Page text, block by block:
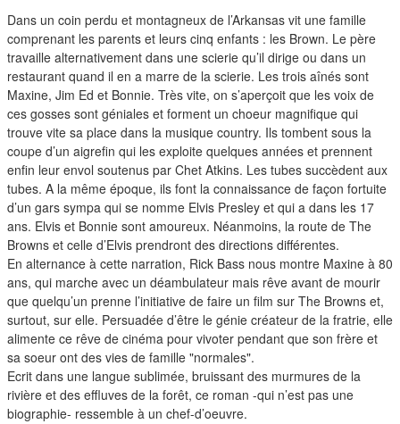
Dans un coin perdu et montagneux de l’Arkansas vit une famille
comprenant les parents et leurs cinq enfants : les Brown. Le père
travaille alternativement dans une scierie qu’il dirige ou dans un
restaurant quand il en a marre de la scierie. Les trois aînés sont
Maxine, Jim Ed et Bonnie. Très vite, on s’aperçoit que les voix de
ces gosses sont géniales et forment un choeur magnifique qui
trouve vite sa place dans la musique country. Ils tombent sous la
coupe d’un aigrefin qui les exploite quelques années et prennent
enfin leur envol soutenus par Chet Atkins. Les tubes succèdent aux
tubes. A la même époque, ils font la connaissance de façon fortuite
d’un gars sympa qui se nomme Elvis Presley et qui a dans les 17
ans. Elvis et Bonnie sont amoureux. Néanmoins, la route de The
Browns et celle d’Elvis prendront des directions différentes.
En alternance à cette narration, Rick Bass nous montre Maxine à 80
ans, qui marche avec un déambulateur mais rêve avant de mourir
que quelqu’un prenne l’initiative de faire un film sur The Browns et,
surtout, sur elle. Persuadée d’être le génie créateur de la fratrie, elle
alimente ce rêve de cinéma pour vivoter pendant que son frère et
sa soeur ont des vies de famille "normales".
Ecrit dans une langue sublimée, bruissant des murmures de la
rivière et des effluves de la forêt, ce roman -qui n’est pas une
biographie- ressemble à un chef-d’oeuvre.